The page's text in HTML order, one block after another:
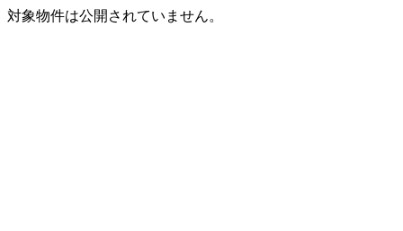
対象物件は公開されていません。